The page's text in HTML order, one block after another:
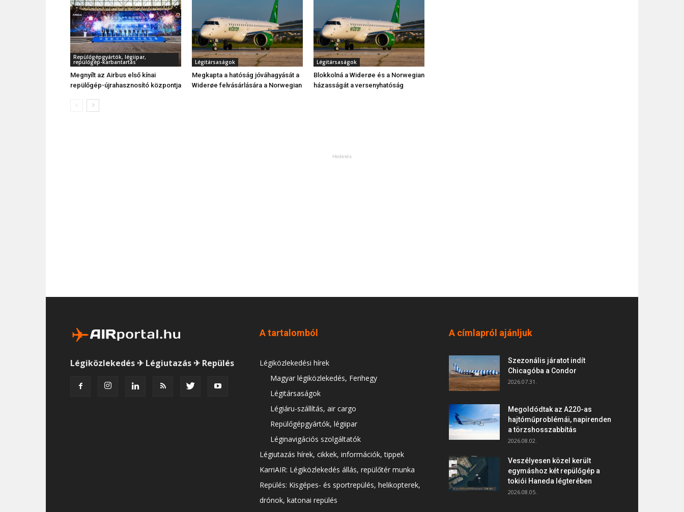
Repülőgépgyártók, légiipar,
repülőgép-karbantartás
Megnyílt az Airbus első kínai
repülőgép-újrahasznosító központja
Légitársaságok
Megkapta a hatóság jóváhagyását a
Widerøe felvásárlására a Norwegian
Légitársaságok
Blokkolná a Widerøe és a Norwegian
házasságát a versenyhatóság
Hirdetés
Légiközlekedés ✈ Légiutazás ✈ Repülés
A tartalomból
Légiközlekedési hírek
Magyar légiközlekedés, Ferihegy
Légitársaságok
Légiáru-szállítás, air cargo
Repülőgépgyártók, légiipar
Léginavigációs szolgáltatók
Légiutazás hírek, cikkek, információk, tippek
KarriAIR: Légiközlekedés állás, repülőtér munka
Repülés: Kisgépes- és sportrepülés, helikopterek,
drónok, katonai repülés
A címlapról ajánljuk
Szezonális járatot indít
Chicagóba a Condor
2026.07.31.
Megoldódtak az A220-as
hajtóműproblémái, napirenden
a törzshosszabbítás
2026.08.02.
Veszélyesen közel került
egymáshoz két repülőgép a
tokiói Haneda légterében
2026.08.05.